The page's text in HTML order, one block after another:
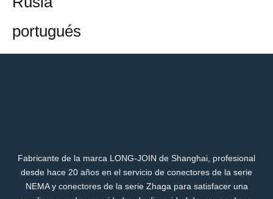
portugués
Fabricante de la marca LONG-JOIN de Shanghai, profesional
desde hace 20 años en el servicio de conectores de la serie
NEMA y conectores de la serie Zhaga para satisfacer una